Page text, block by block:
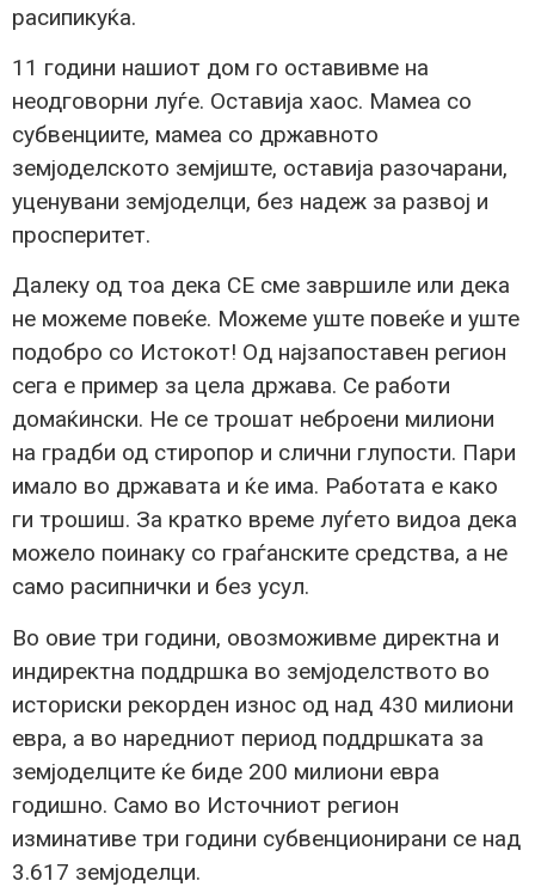
расипикуќа.
11 години нашиот дом го оставивме на
неодговорни луѓе. Оставија хаос. Мамеа со
субвенциите, мамеа со државното
земјоделското земјиште, оставија разочарани,
уценувани земјоделци, без надеж за развој и
просперитет.
Далеку од тоа дека СЕ сме завршиле или дека
не можеме повеќе. Можеме уште повеќе и уште
подобро со Истокот! Од најзапоставен регион
сега е пример за цела држава. Се работи
домаќински. Не се трошат неброени милиони
на градби од стиропор и слични глупости. Пари
имало во државата и ќе има. Работата е како
ги трошиш. За кратко време луѓето видоа дека
можело поинаку со граѓанските средства, а не
само расипнички и без усул.
Во овие три години, овозможивме директна и
индиректна поддршка во земјоделството во
историски рекорден износ од над 430 милиони
евра, а во наредниот период поддршката за
земјоделците ќе биде 200 милиони евра
годишно. Само во Источниот регион
изминативе три години субвенционирани се над
3.617 земјоделци.